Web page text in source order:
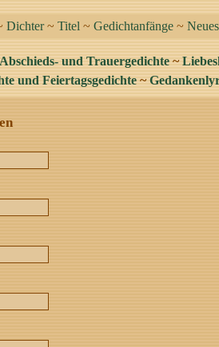
Dichter~ Titel ~ Gedichtanfänge ~ Neues
Abschieds- und Trauergedichte ~
und Feiertagsgedichte ~